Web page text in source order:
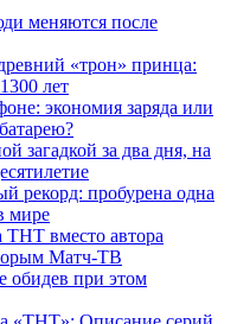
меняются после
«трон» принца:
лет
экономия заряда или
загадкой за два дня, на
рекорд: пробурена одна
мире
ТНТ вместо автора
Матч-ТВ
обидев при этом